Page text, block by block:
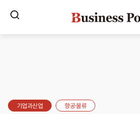
기업과산업 항공·물류